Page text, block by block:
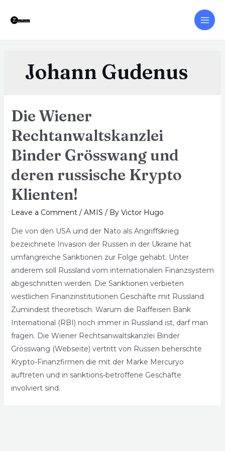
Johann Gudenus
Die Wiener
Rechtanwaltskanzlei
Binder Grösswang und
deren russische Krypto
Klienten!
Leave a Comment / AMIS / By Victor Hugo
Die von den USA uind der Nato als Angriffskrieg
bezeichnete Invasion der Russen in der Ukraine hat
umfangreiche Sanktionen zur Folge gehabt. Unter
anderem soll Russland vom internationalen Finanzsystem
abgeschnitten werden. Die Sanktionen verbieten
westlichen Finanzinstitutionen Geschäfte mit Russland.
Zumindest theoretisch. Warum die Raiffeisen Bank
International (RBI) noch immer in Russland ist, darf man
fragen. Die Wiener Rechtsanwaltskanzlei Binder
Grösswang (Webseite) vertritt von Russen beherschte
Krypto-Finanzfirmen die mit der Marke Mercuryo
auftreten und in sanktions-betroffene Geschäfte
involviert sind.